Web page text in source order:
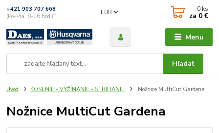
Menu
EUR
Hľadať
+421 903 707 668
(Po-Pia, 8-16 hod.)
0 ks
za 0 €
Úvod KOSENIE - VYŽÍNANIE - STRIHANIE Nožnice MultiCut Gardena
Nožnice MultiCut Gardena